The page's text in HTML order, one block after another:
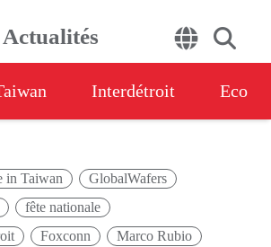
Actualités
Interdétroit Eco
in Taiwan
GlobalWafers
fête nationale
Foxconn
Marco Rubio